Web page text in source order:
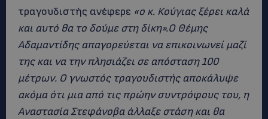
τραγουδιστής ανέφερε «ο κ. Κούγιας ξέρει καλά
και αυτό θα το δούμε στη δίκη».Ο Θέμης
Αδαμαντίδης απαγορεύεται να επικοινωνεί μαζί
της και να την πλησιάζει σε απόσταση 100
μέτρων. Ο γνωστός τραγουδιστής αποκάλυψε
ακόμα ότι μια από τις πρώην συντρόφους του, η
Αναστασία Στεφάνοβα άλλαξε στάση και θα